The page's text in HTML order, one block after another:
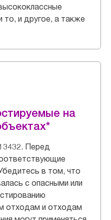
то, и другое, а также
на
Перед
в том, что
с опасными или
отходам и отходам